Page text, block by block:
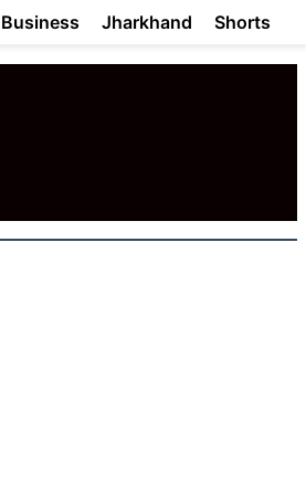
Business Jharkhand Shorts